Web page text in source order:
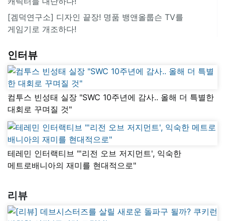
[겜덕연구소] 디자인 끝장! 명품 뱅앤올룹슨 TV를
게임기로 개조하다!
인터뷰
컴투스 빈성태 실장 "SWC 10주년에 감사.. 올해 더 특별한
대회로 꾸며질 것"
테레민 인터랙티브 "'리전 오브 저지먼트', 익숙한
메트로배니아의 재미를 현대적으로"
리뷰